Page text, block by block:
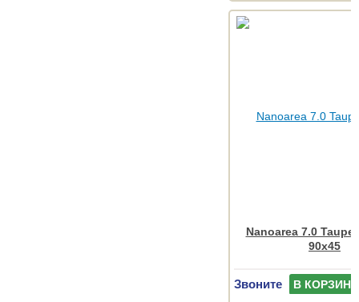
Nanoarea 7.0 Taupe
90x45
Звоните В КОРЗИНУ